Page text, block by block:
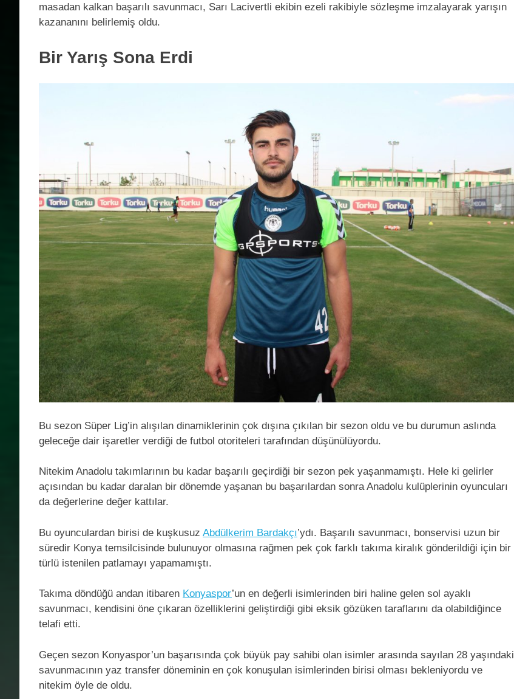
masadan kalkan başarılı savunmacı, Sarı Lacivertli ekibin ezeli rakibiyle sözleşme imzalayarak yarışın
kazananını belirlemiş oldu.
Bir Yarış Sona Erdi
Bu sezon Süper Lig’in alışılan dinamiklerinin çok dışına çıkılan bir sezon oldu ve bu durumun aslında
geleceğe dair işaretler verdiği de futbol otoriteleri tarafından düşünülüyordu.
Nitekim Anadolu takımlarının bu kadar başarılı geçirdiği bir sezon pek yaşanmamıştı. Hele ki gelirler
açısından bu kadar daralan bir dönemde yaşanan bu başarılardan sonra Anadolu kulüplerinin oyuncuları
da değerlerine değer kattılar.
Bu oyunculardan birisi de kuşkusuz Abdülkerim Bardakçı’ydı. Başarılı savunmacı, bonservisi uzun bir
süredir Konya temsilcisinde bulunuyor olmasına rağmen pek çok farklı takıma kiralık gönderildiği için bir
türlü istenilen patlamayı yapamamıştı.
Takıma döndüğü andan itibaren Konyaspor’un en değerli isimlerinden biri haline gelen sol ayaklı
savunmacı, kendisini öne çıkaran özelliklerini geliştirdiği gibi eksik gözüken taraflarını da olabildiğince
telafi etti.
Geçen sezon Konyaspor’un başarısında çok büyük pay sahibi olan isimler arasında sayılan 28 yaşındaki
savunmacının yaz transfer döneminin en çok konuşulan isimlerinden birisi olması bekleniyordu ve
nitekim öyle de oldu.